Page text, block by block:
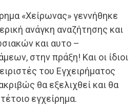
«Χείρωνας» γεννήθηκε
ανάγκη αναζήτησης και
και αυτο –
στην πράξη! Και οι ίδιοι
του Εγχειρήματος
θα εξελιχθεί και θα
εγχείρημα.